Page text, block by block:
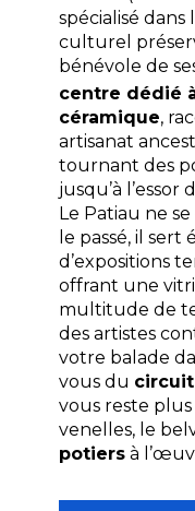
spécialisé
culturel
bénévole de
centre dédié
céramique,
artisanat
tournant des
jusqu’à
Le Patiau ne
le passé, il
d’expositions
offrant une
multitude de
des artistes
votre balade
vous du circuit
vous reste plus
venelles, le
potiers à